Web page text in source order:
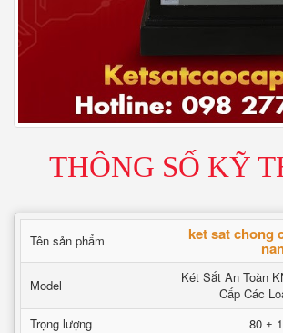
THÔNG SỐ KỸ
Tên sản phẩm ket sat chong
Model
Két Sắt An Toàn
Cấp Các
Trọng lượng
80 ±